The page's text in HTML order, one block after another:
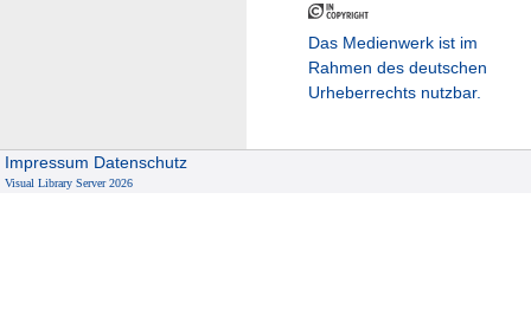
Das Medienwerk ist im
Rahmen des deutschen
Urheberrechts nutzbar.
Impressum Datenschutz
Visual Library Server 2026